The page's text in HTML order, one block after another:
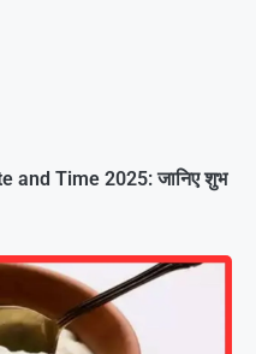
and Time 2025: जानिए शुभ